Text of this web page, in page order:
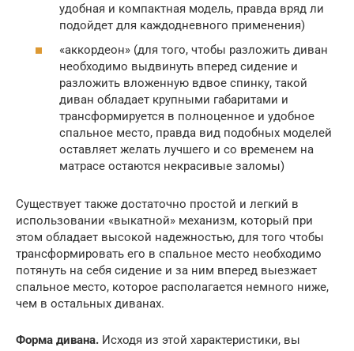
удобная и компактная модель, правда вряд ли
подойдет для каждодневного применения)
«аккордеон» (для того, чтобы разложить диван
необходимо выдвинуть вперед сидение и
разложить вложенную вдвое спинку, такой
диван обладает крупными габаритами и
трансформируется в полноценное и удобное
спальное место, правда вид подобных моделей
оставляет желать лучшего и со временем на
матрасе остаются некрасивые заломы)
Существует также достаточно простой и легкий в
использовании «выкатной» механизм, который при
этом обладает высокой надежностью, для того чтобы
трансформировать его в спальное место необходимо
потянуть на себя сидение и за ним вперед выезжает
спальное место, которое располагается немного ниже,
чем в остальных диванах.
Форма дивана. Исходя из этой характеристики, вы